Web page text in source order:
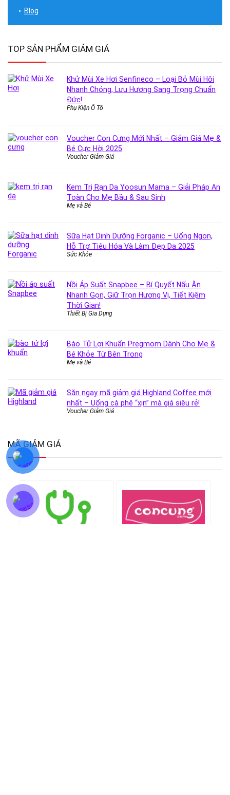
Blog
TOP SẢN PHẨM GIẢM GIÁ
Khử Mùi Xe Hơi Senfineco – Loại Bỏ Mùi Hôi
Nhanh Chóng, Lưu Hương Sang Trọng Chuẩn
Đức!
Phụ Kiện Ô Tô
Voucher Con Cưng Mới Nhất – Giảm Giá Mẹ &
Bé Cực Hời 2025
Voucher Giảm Giá
Kem Trị Rạn Da Yoosun Mama – Giải Pháp An
Toàn Cho Mẹ Bầu & Sau Sinh
Mẹ và Bé
Sữa Hạt Dinh Dưỡng Forganic – Uống Ngon,
Hỗ Trợ Tiêu Hóa Và Làm Đẹp Da 2025
Sức Khỏe
Nồi Áp Suất Snapbee – Bí Quyết Nấu Ăn
Nhanh Gọn, Giữ Trọn Hương Vị, Tiết Kiệm
Thời Gian!
Thiết Bị Gia Dụng
Bào Tử Lợi Khuẩn Pregmom Dành Cho Mẹ &
Bé Khỏe Từ Bên Trong
Mẹ và Bé
Săn ngay mã giảm giá Highland Coffee mới
nhất – Uống cà phê “xịn” mà giá siêu rẻ!
Voucher Giảm Giá
MÃ GIẢM GIÁ